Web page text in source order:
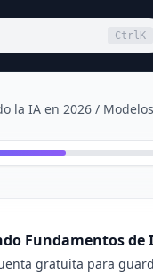
Ctrl K
la IA en 2026 /
Fundamentos de
gratuita para